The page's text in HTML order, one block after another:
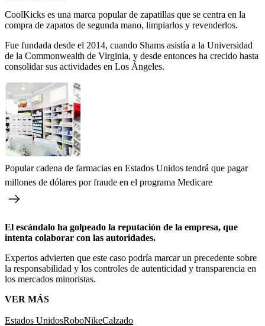
CoolKicks es una marca popular de zapatillas que se centra en la
compra de zapatos de segunda mano, limpiarlos y revenderlos.
Fue fundada desde el 2014, cuando Shams asistía a la Universidad
de la Commonwealth de Virginia, y desde entonces ha crecido hasta
consolidar sus actividades en Los Ángeles.
Popular cadena de farmacias en Estados Unidos tendrá que pagar
millones de dólares por fraude en el programa Medicare
El escándalo ha golpeado la reputación de la empresa, que
intenta colaborar con las autoridades.
Expertos advierten que este caso podría marcar un precedente sobre
la responsabilidad y los controles de autenticidad y transparencia en
los mercados minoristas.
VER MÁS
Estados UnidosRoboNikeCalzado